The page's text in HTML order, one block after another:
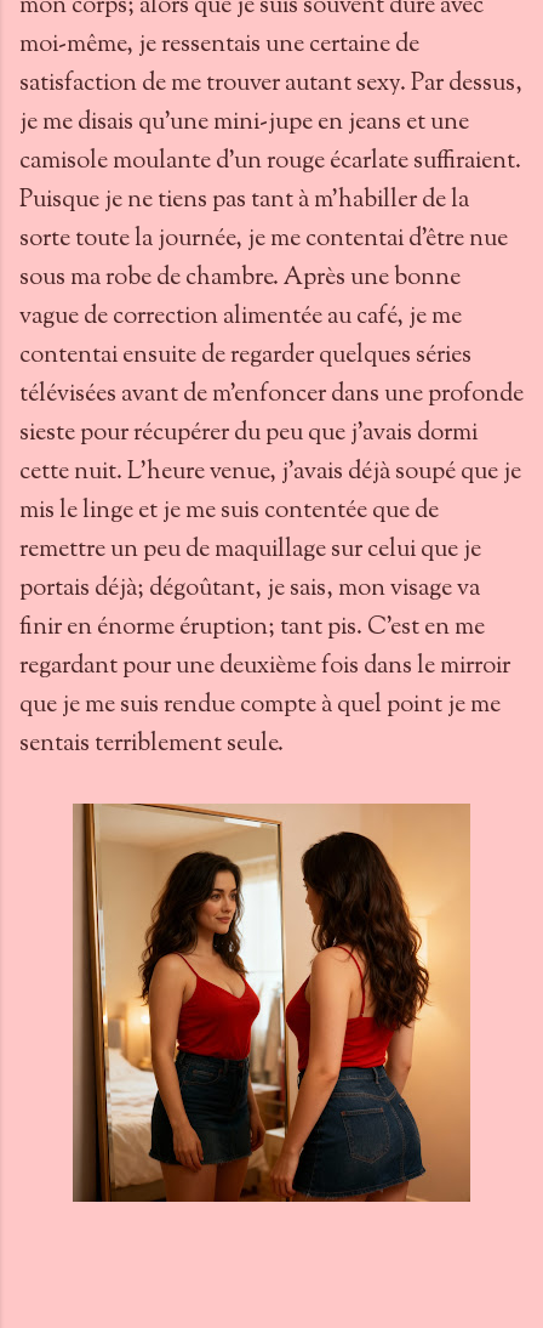
moi-même, je ressentais une certaine de
satisfaction de me trouver autant sexy. Par dessus,
je me disais qu'une mini-jupe en jeans et une
camisole moulante d'un rouge écarlate suffiraient.
Puisque je ne tiens pas tant à m'habiller de la
sorte toute la journée, je me contentai d'être nue
sous ma robe de chambre. Après une bonne
vague de correction alimentée au café, je me
contentai ensuite de regarder quelques séries
télévisées avant de m'enfoncer dans une profonde
sieste pour récupérer du peu que j'avais dormi
cette nuit. L'heure venue, j'avais déjà soupé que je
mis le linge et je me suis contentée que de
remettre un peu de maquillage sur celui que je
portais déjà; dégoûtant, je sais, mon visage va
finir en énorme éruption; tant pis. C'est en me
regardant pour une deuxième fois dans le mirroir
que je me suis rendue compte à quel point je me
sentais terriblement seule.